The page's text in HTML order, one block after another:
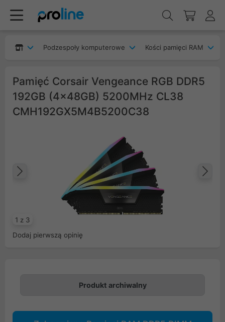
Podzespoły komputerowe Kości pamięci RAM
Pamięć Corsair Vengeance RGB DDR5
192GB (4x48GB) 5200MHz CL38
CMH192GX5M4B5200C38
1 z 3
Poprzedni
Dodaj pierwszą opinię
Produkt archiwalny